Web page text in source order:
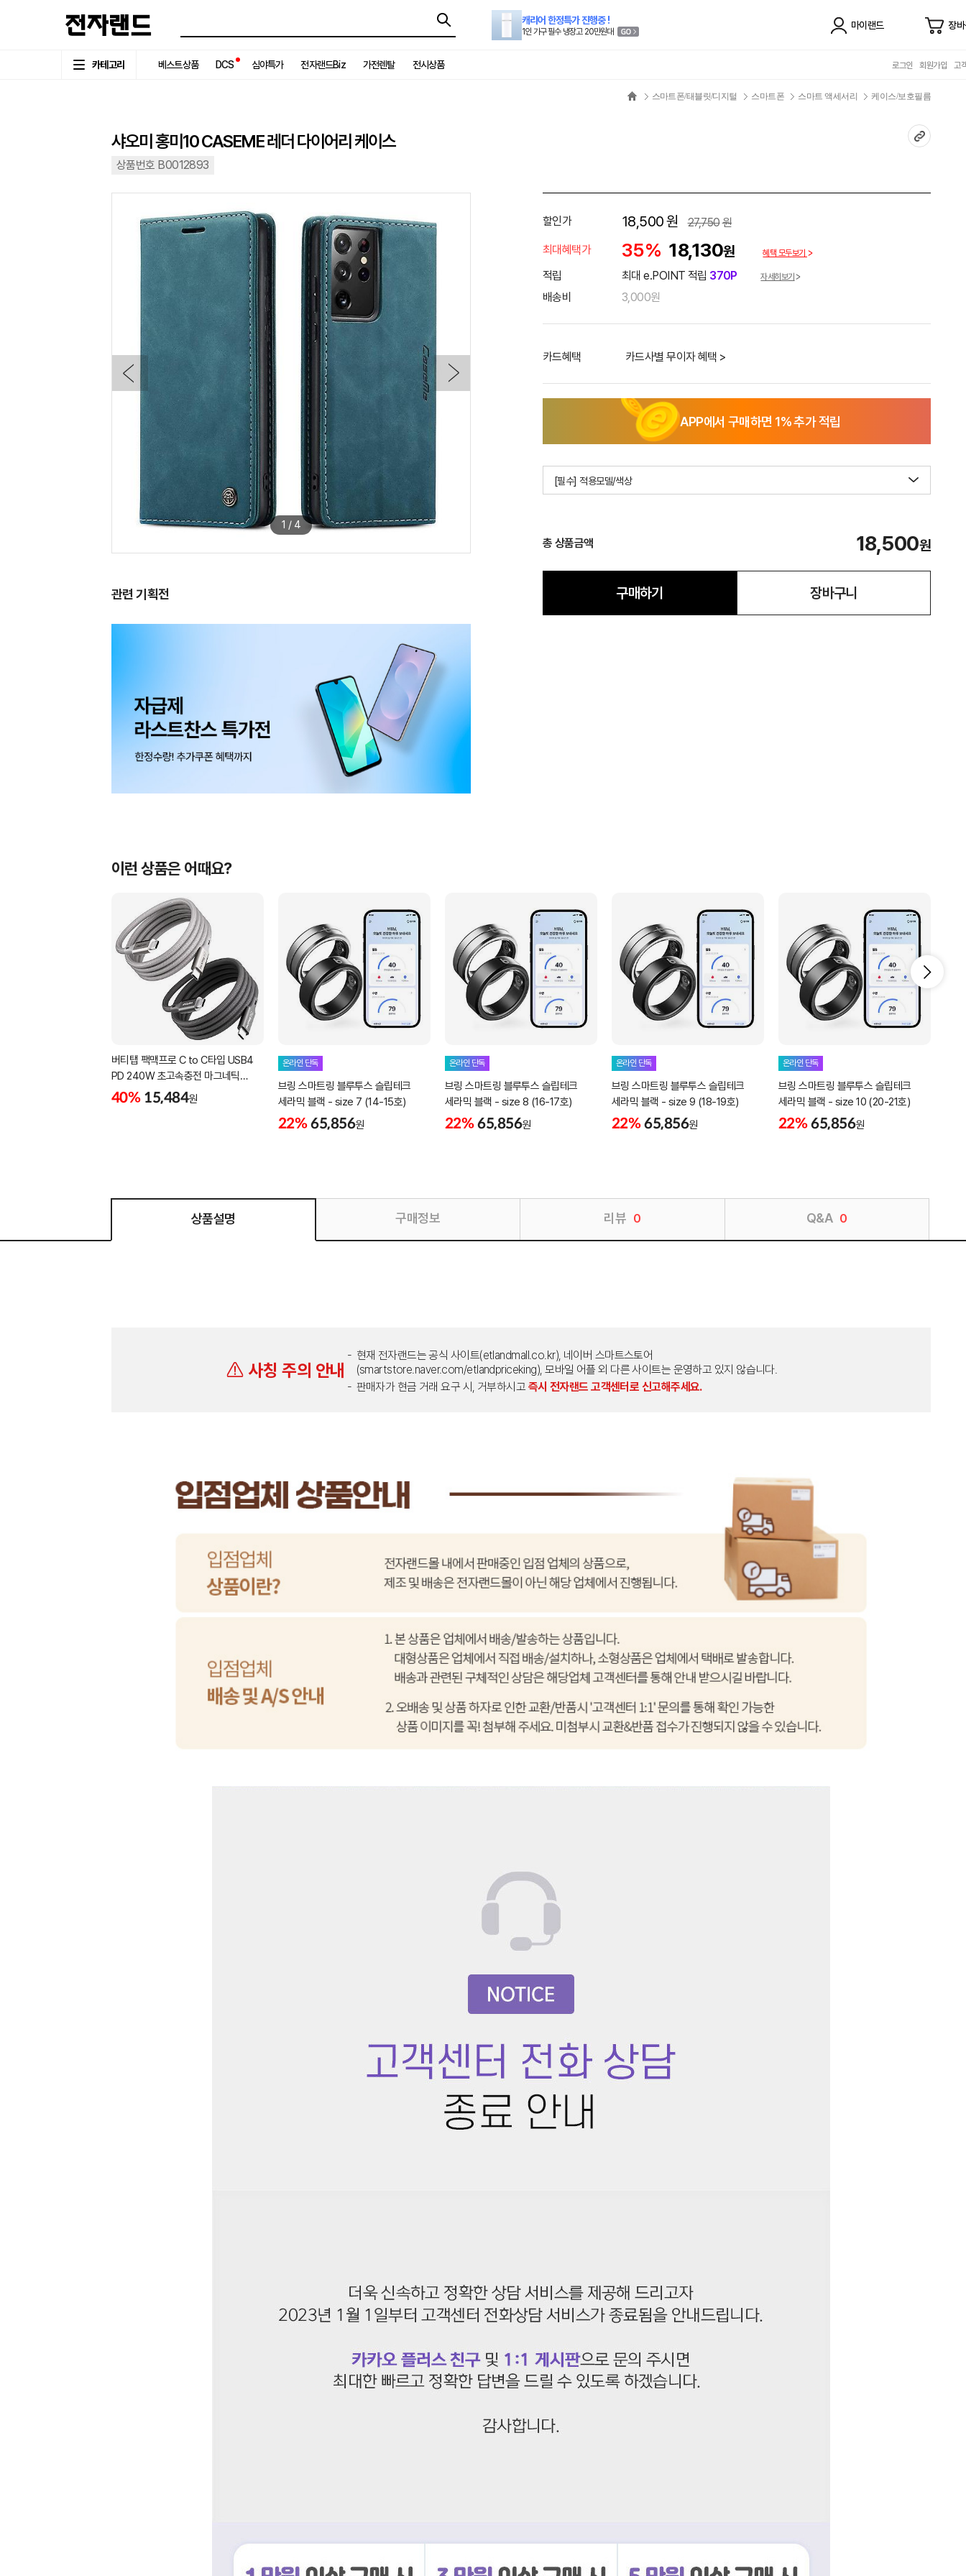
캐리어 한정특가 진행중 !
1인 가구 필수 냉장고 20만원대
마이랜드 장
카테고리 베스트상품 DCS 심야특가 전자랜드Biz 가전렌탈 전시상품 로그인 회원가입 고
스마트폰/태블릿/디지털 스마트폰 스마트 액세서리 케이스/보호필름
샤오미 홍미10 CASEME 레더 다이어리 케이스
상품번호 B0012893
1 / 4
관련 기획전
할인가 18,500원 27,750원
최대혜택가
35% 18,130원 혜택 모두보기
적립 최대 e.POINT 적립 370P 자세히보기
배송비 3,000원
카드혜택 카드사별 무이자 혜택 >
APP에서 구매하면 1% 추가 적립
[필수] 적용모델/색상
총 상품금액 18,500원
구매하기 장바구니
이런 상품은 어때요?
버티탭 팩맥프로 C to C타입 USB4
PD 240W 초고속충전 마그네틱
케이블 1m
40% 15,484원
온라인 단독
브링 스마트링 블루투스 슬립테크
세라믹 블랙 - size 7 (14-15호)
22% 65,856원
온라인 단독
브링 스마트링 블루투스 슬립테크
세라믹 블랙 - size 8 (16-17호)
22% 65,856원
온라인 단독
브링 스마트링 블루투스 슬립테크
세라믹 블랙 - size 9 (18-19호)
22% 65,856원
온라인 단독
브링 스마트링 블루투스 슬립테크
세라믹 블랙 - size 10 (20-21호)
22% 65,856원
상품설명 구매정보 리뷰 0 Q&A 0
사칭 주의 안내
현재 전자랜드는 공식 사이트(etlandmall.co.kr), 네이버 스마트스토어
(smartstore.naver.com/etlandpriceking), 모바일 어플 외 다른 사이트는 운영하고 있지 않습니다.
판매자가 현금 거래 요구 시, 거부하시고 즉시 전자랜드 고객센터로 신고해주세요.